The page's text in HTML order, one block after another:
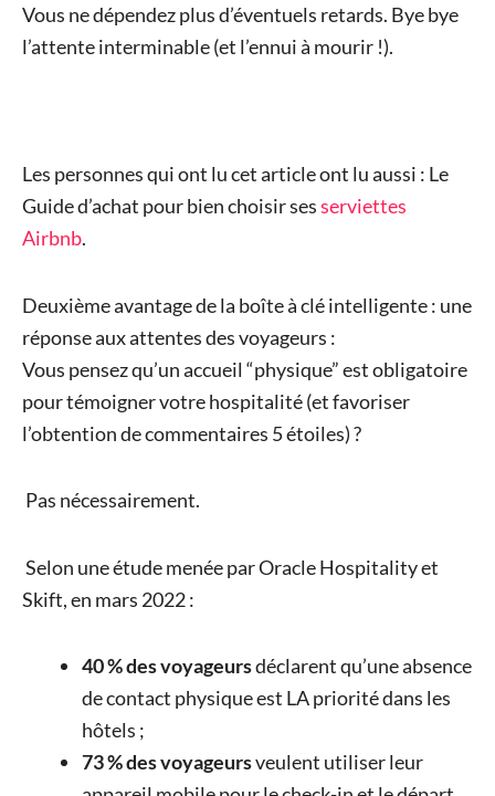
Vous ne dépendez plus d’éventuels retards. Bye bye
l’attente interminable (et l’ennui à mourir !).
Les personnes qui ont lu cet article ont lu aussi : Le
Guide d’achat pour bien choisir sesserviettes
Airbnb.
Deuxième avantage de la boîte à clé intelligente : une
réponse aux attentes des voyageurs :
Vous pensez qu’un accueil “physique” est obligatoire
pour témoigner votre hospitalité (et favoriser
l’obtention de commentaires 5 étoiles) ?
Pas nécessairement.
Selon une étude menée par Oracle Hospitality et
Skift, en mars 2022 :
40 % des voyageursdéclarent qu’une absence
de contact physique est LA priorité dans les
hôtels ;
73 % des voyageursveulent utiliser leur